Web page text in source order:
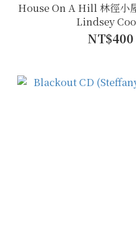
House On A Hill 林徑小
Lindsey
NT$400